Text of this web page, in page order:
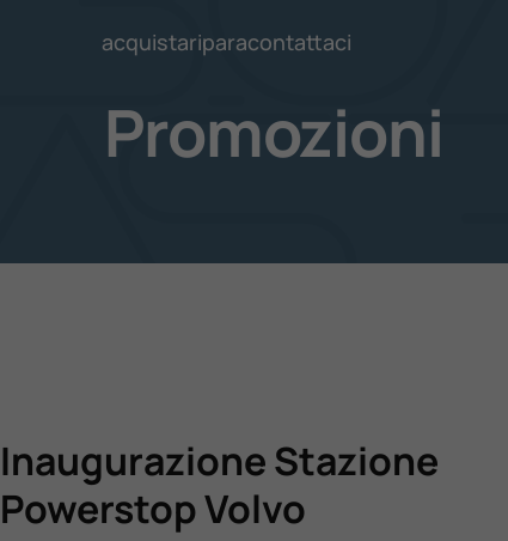
acquistariparacontattaci
Promozioni
Inaugurazione Stazione
Powerstop Volvo